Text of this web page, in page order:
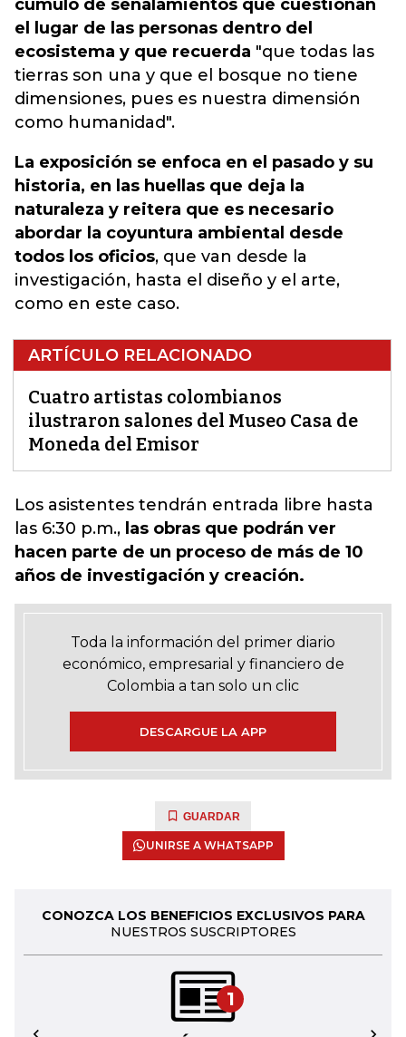
cúmulo de señalamientos que cuestionan
el lugar de las personas dentro del
ecosistema y que recuerda "que todas las
tierras son una y que el bosque no tiene
dimensiones, pues es nuestra dimensión
como humanidad".
La exposición se enfoca en el pasado y su
historia, en las huellas que deja la
naturaleza y reitera que es necesario
abordar la coyuntura ambiental desde
todos los oficios, que van desde la
investigación, hasta el diseño y el arte,
como en este caso.
ARTÍCULO RELACIONADO
Cuatro artistas colombianos
ilustraron salones del Museo Casa de
Moneda del Emisor
Los asistentes tendrán entrada libre hasta
las 6:30 p.m., las obras que podrán ver
hacen parte de un proceso de más de 10
años de investigación y creación.
Toda la información del primer diario
económico, empresarial y financiero de
Colombia a tan solo un clic
DESCARGUE LA APP
GUARDAR
UNIRSE A WHATSAPP
CONOZCA LOS BENEFICIOS EXCLUSIVOS PARA
NUESTROS SUSCRIPTORES
1